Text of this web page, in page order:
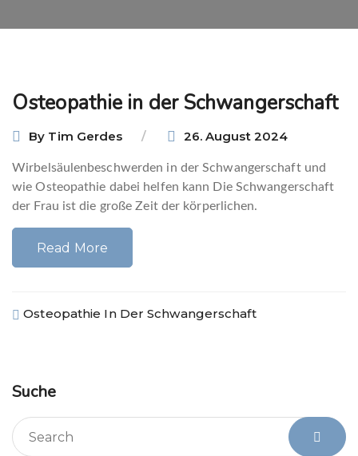
Osteopathie in der Schwangerschaft
By Tim Gerdes 26. August 2024
Wirbelsäulenbeschwerden in der Schwangerschaft und
wie Osteopathie dabei helfen kann Die Schwangerschaft
der Frau ist die große Zeit der körperlichen.
Read More
Osteopathie In Der Schwangerschaft
Suche